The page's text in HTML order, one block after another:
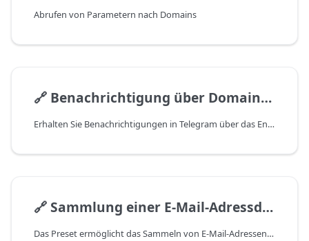
Abrufen von Parametern nach Domains
🔗 Benachrichtigung über Domain-Ablauffristen
Erhalten Sie Benachrichtigungen in Telegram über das Ende der Domain-Registrierungsfrist
🔗Sammlung einer E-Mail-Adressdatenbank
Das Preset ermöglicht das Sammeln von E-Mail-Adressen von Domains über den Whois-Dienst.